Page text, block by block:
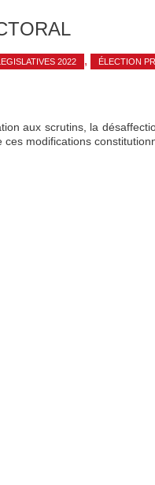
2022 , ÉLECTION
aux scrutins, la
modifications